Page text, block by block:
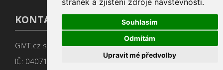
stránek a zjištění zdroje návštěvnosti.
Souhlasím
Odmítám
Upravit mé předvolby
KONTAKT
GIVT.cz s. r. o., Dolní nám. 16, 779 00 Olomouc
IČ: 04071433